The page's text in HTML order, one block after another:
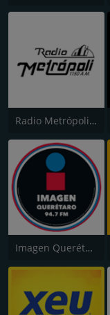
Radio Metrópoli 1150
Imagen Querétaro 94.7 FM